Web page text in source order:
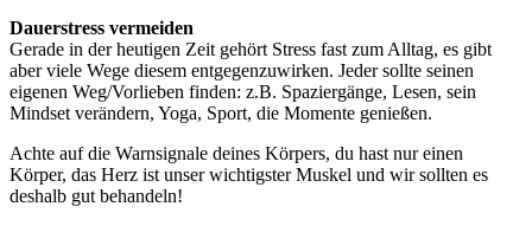
Dauerstress vermeiden
Gerade in der heutigen Zeit gehört Stress fast zum Alltag, es gibt
aber viele Wege diesem entgegenzuwirken. Jeder sollte seinen
eigenen Weg/Vorlieben finden: z.B. Spaziergänge, Lesen, sein
Mindset verändern, Yoga, Sport, die Momente genießen.
Achte auf die Warnsignale deines Körpers, du hast nur einen
Körper, das Herz ist unser wichtigster Muskel und wir sollten es
deshalb gut behandeln!